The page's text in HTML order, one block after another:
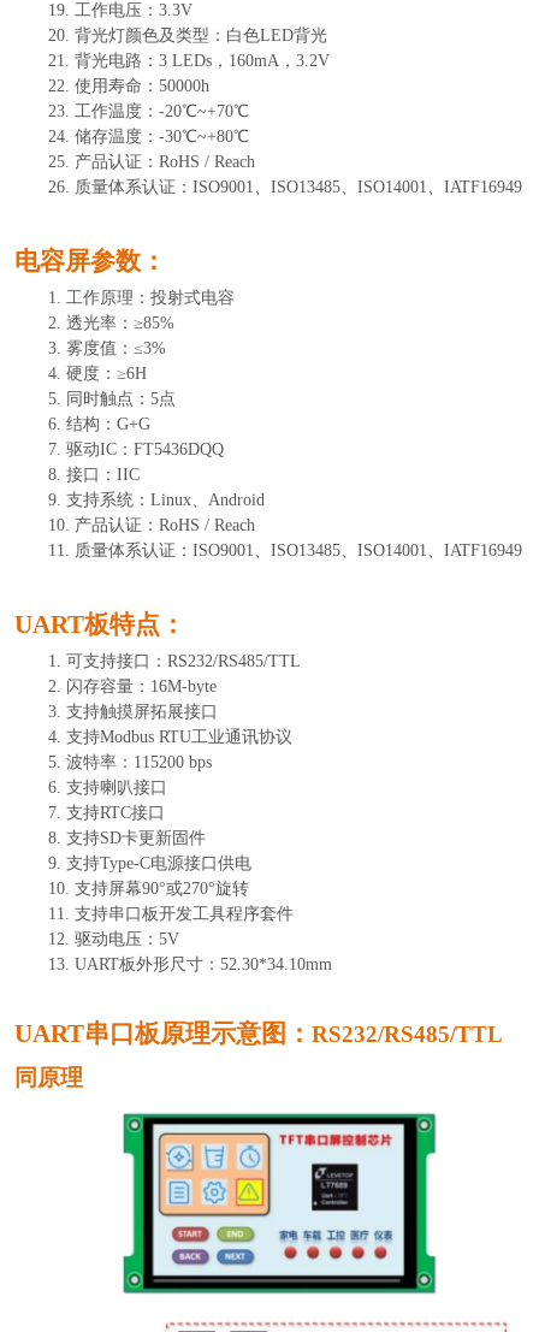
19. 工作电压： 3.3V
20. 背光灯颜色及类型 ： 白色LED背光
21. 背光电路 ： 3 LEDs， 160mA， 3.2V
22. 使用寿命： 50000h
23. 工作温度： -20℃~+70℃
24. 储存温度： -30℃~+80℃
25. 产品认证： RoHS / Reach
26. 质量体系认证： ISO9001、ISO13485、ISO14001、IATF16949
电容屏参数：
1. 工作原理：投射式电容
2. 透光率： ≥85%
3. 雾度值： ≤3%
4. 硬度： ≥6H
5. 同时触点： 5点
6. 结构： G+G
7. 驱动IC：FT5436DQQ
8. 接口： IIC
9. 支持系统： Linux、 Android
10. 产品认证： RoHS / Reach
11. 质量体系认证： ISO9001、ISO13485、ISO14001、IATF16949
UART板特点：
1. 可支持接口 ： RS232/RS485/TTL
2. 闪存容量： 16M-byte
3. 支持触摸屏拓展接口
4. 支持Modbus RTU工业通讯协议
5. 波特率： 115200 bps
6. 支持喇叭接口
7. 支持RTC接口
8. 支持SD卡更新固件
9. 支持Type-C电源接口供电
10. 支持屏幕90°或270°旋转
11. 支持串口板开发工具程序套件
12. 驱动电压： 5V
13. UART板外形尺寸： 52.30*34.10mm
UART串口板原理示意图： RS232/RS485/TTL
同原理